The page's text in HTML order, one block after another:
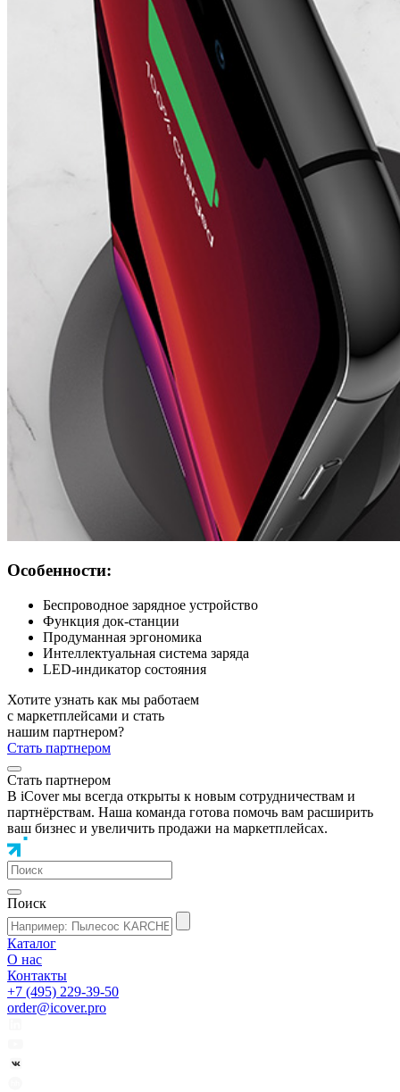
Особенности:
Беспроводное зарядное устройство
Функция док-станции
Продуманная эргономика
Интеллектуальная система заряда
LED-индикатор состояния
Хотите узнать как мы работаем
с маркетплейсами и стать
нашим партнером?
Стать партнером
Стать партнером
В iCover мы всегда открыты к новым сотрудничествам и
партнёрствам. Наша команда готова помочь вам расширить
ваш бизнес и увеличить продажи на маркетплейсах.
Поиск
Каталог
О нас
Контакты
+7 (495) 229-39-50
order@icover.pro